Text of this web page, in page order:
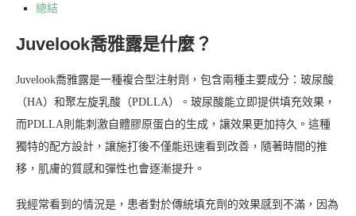
總結
Juvelook喬雅露是什麼？
Juvelook喬雅露是一種複合型注射劑，包含兩種主要成分：玻尿酸
（HA）和聚左旋乳酸（PDLLA）。玻尿酸能立即提供填充效果，
而PDLLA則能刺激自體膠原蛋白的生成，讓效果更加持久。這種
獨特的配方設計，讓施打後不僅能迅速看到改善，隨著時間的推
移，肌膚的質感和彈性也會逐漸提升。
我經常看到的情況是，患者對於傳統填充劑的效果感到不滿，因為